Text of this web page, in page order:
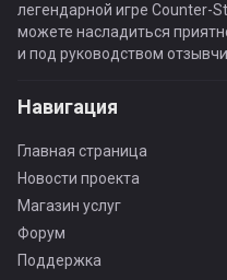
легендарной игре Counter-
можете насладиться
и под руководством
Навигация
Главная страница
Новости проекта
Магазин услуг
Форум
Поддержка